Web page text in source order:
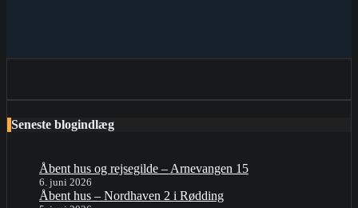
Seneste blogindlæg
Åbent hus og rejsegilde – Arnevangen 15
6. juni 2026
Åbent hus – Nordhaven 2 i Rødding